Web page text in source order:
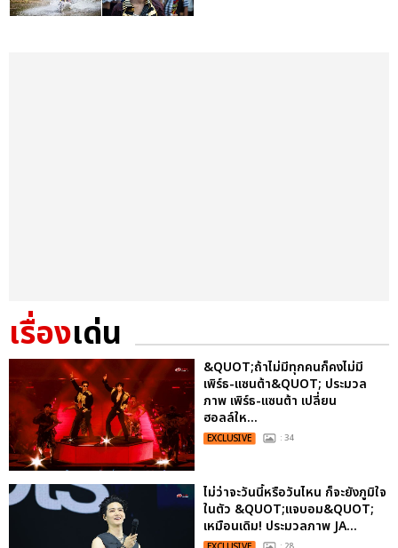
เรื่องเด่น
&QUOT;ถ้าไม่มีทุกคนก็คงไม่มี
เพิร์ธ-แซนต้า&QUOT; ประมวล
ภาพ เพิร์ธ-แซนต้า เปลี่ยน
ฮอลล์ให...
EXCLUSIVE : 34
ไม่ว่าจะวันนี้หรือวันไหน ก็จะยังภูมิใจ
ในตัว &QUOT;แจบอม&QUOT;
เหมือนเดิม! ประมวลภาพ JA...